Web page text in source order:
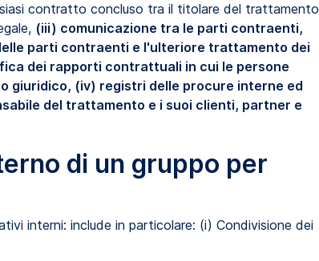
contratto concluso tra il titolare del
(iii) comunicazione tra le parti contraenti,
parti contraenti e l'ulteriore trattamento dei
dei rapporti contrattuali in cui le persone
giuridico, (iv) registri delle procure interne ed
del trattamento e i suoi clienti, partner e
di un gruppo per
interni: include in particolare: (i) Condivisione dei